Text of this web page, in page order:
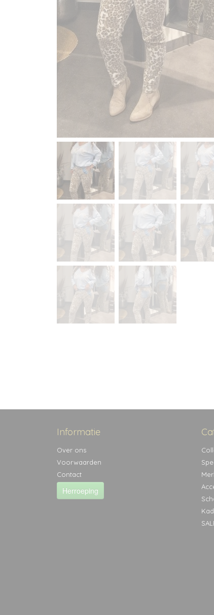
Informatie
Over ons
Voorwaarden
Contact
Herroeping